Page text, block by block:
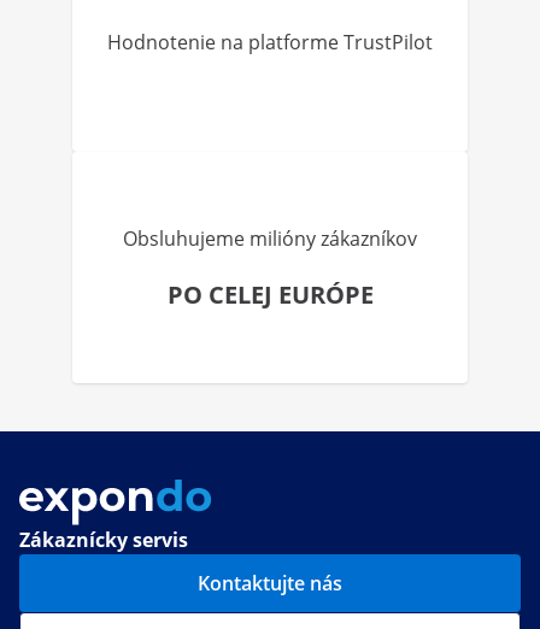
Hodnotenie na platforme TrustPilot
Obsluhujeme milióny zákazníkov
PO CELEJ EURÓPE
Zákaznícky servis
Kontaktujte nás